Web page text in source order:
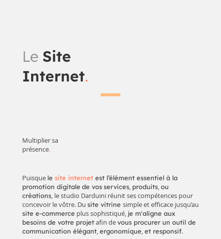
Le Site
Internet.
Multiplier sa
présence.
Puisque le site internetest l’élément essentiel à la
promotion digitale de vos services, produits,ou
créations, le studio Darduini réunit ses compétences pour
concevoir le vôtre. Du site vitrine simple et efficacejusqu’au
site e-commerce plus sophistiqué, je m'aligne aux
besoins de votre projetafin devous procurer un outil de
communication élégant,ergonomique,et responsif.